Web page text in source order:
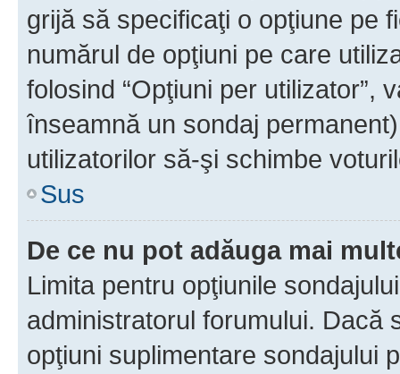
grijă să specificaţi o opţiune pe
numărul de opţiuni pe care
folosind “Opţiuni per utilizator”,
înseamnă un sondaj
utilizatorilor să-şi schimbe
Sus
De ce nu pot adăuga mai
Limita pentru opţiunile
administratorul forumului. Dacă
opţiuni suplimentare sondajului